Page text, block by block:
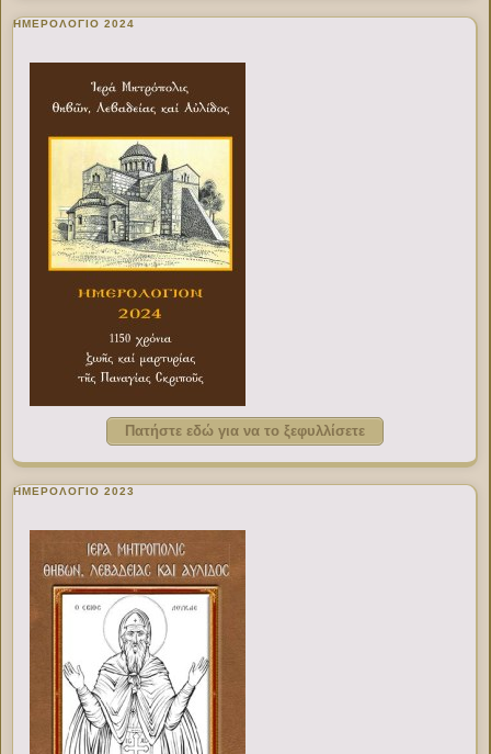
ΗΜΕΡΟΛΟΓΙΟ 2024
Πατήστε εδώ για να το ξεφυλλίσετε
ΗΜΕΡΟΛΟΓΙΟ 2023